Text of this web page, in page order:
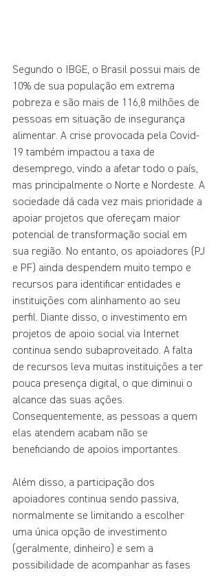
Segundo o IBGE, o Brasil possui mais de
10% de sua população em extrema
pobreza e são mais de 116,8 milhões de
pessoas em situação de insegurança
alimentar. A crise provocada pela Covid-
19 também impactou a taxa de
desemprego, vindo a afetar todo o país,
mas principalmente o Norte e Nordeste. A
sociedade dá cada vez mais prioridade a
apoiar projetos que ofereçam maior
potencial de transformação social em
sua região. No entanto, os apoiadores (PJ
e PF) ainda despendem muito tempo e
recursos para identificar entidades e
instituições com alinhamento ao seu
perfil. Diante disso, o investimento em
projetos de apoio social via Internet
continua sendo subaproveitado. A falta
de recursos leva muitas instituições a ter
pouca presença digital, o que diminui o
alcance das suas ações.
Consequentemente, as pessoas a quem
elas atendem acabam não se
beneficiando de apoios importantes.
Além disso, a participação dos
apoiadores continua sendo passiva,
normalmente se limitando a escolher
uma única opção de investimento
(geralmente, dinheiro) e sem a
possibilidade de acompanhar as fases